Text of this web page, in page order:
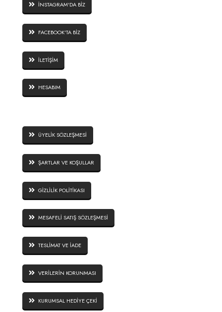
İNSTAGRAM'DA BİZ
FACEBOOK'TA BİZ
İLETİŞİM
HESABIM
ÜYELİK SÖZLEŞMESİ
ŞARTLAR VE KOŞULLAR
GİZLİLİK POLİTİKASI
MESAFELİ SATIŞ SÖZLEŞMESİ
TESLİMAT VE İADE
VERİLERİN KORUNMASI
KURUMSAL HEDİYE ÇEKİ